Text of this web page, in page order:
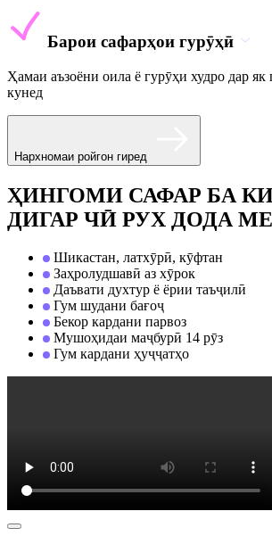
Барои сафарҳои гурӯҳӣ
Ҳамаи аъзоёни оила ё гурӯҳи худро дар як
кунед
Нархномаи ройгон гиред
ҲИНГОМИ САФАР БА
ДИГАР ЧӢ РУХ ДОДА
Шикастан, латхӯрӣ, кӯфтан
Заҳролудшавӣ аз хӯрок
Даъвати духтур ё ёрии таъҷилӣ
Гум шудани бағоҷ
Бекор кардани парвоз
Мушоҳидаи маҷбурӣ 14 рӯз
Гум кардани ҳуҷҷатҳо